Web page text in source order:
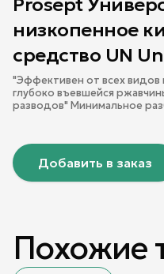
Prosept
низкопенное
средство UN
"Эффективен от всех
глубоко въевшейся
разводов" Минимальное
Добавить в заказ
Похожие